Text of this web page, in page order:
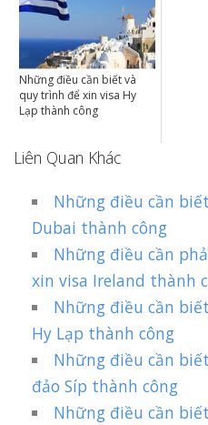
Những điều cần biết và
quy trình để xin visa Hy
Lạp thành công
Liên Quan Khác
Những điều cần
Dubai thành công
Những điều cần
xin visa Ireland thành
Những điều cần
Hy Lạp thành công
Những điều cần
đảo Síp thành công
Những điều cần